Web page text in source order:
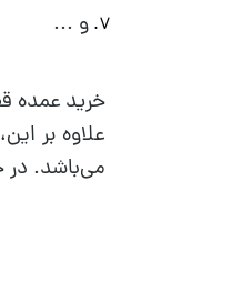
و ...
خرید عمده
علاوه بر
می‌باشد. در حال حاضر تعدادی در